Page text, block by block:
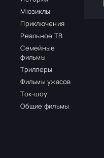
Мюзиклы
Приключения
Реальное ТВ
Семейные
фильмы
Триллеры
Фильмы ужасов
Ток-шоу
Общие фильмы